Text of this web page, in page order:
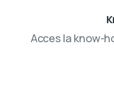
Acces la know-